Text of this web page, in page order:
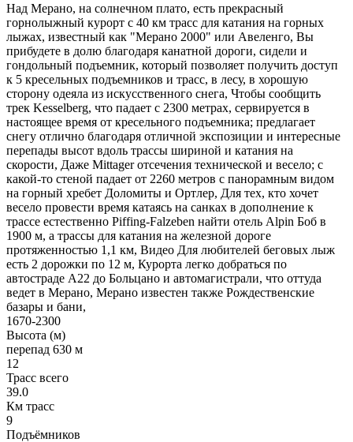
Над Мерано, на солнечном плато, есть прекрасный
горнолыжный курорт с 40 км трасс для катания на горных
лыжах, известный как "Мерано 2000" или Авеленго, Вы
прибудете в долю благодаря канатной дороги, сидели и
гондольный подъемник, который позволяет получить доступ
к 5 кресельных подъемников и трасс, в лесу, в хорошую
сторону одеяла из искусственного снега, Чтобы сообщить
трек Kesselberg, что падает с 2300 метрах, сервируется в
настоящее время от кресельного подъемника; предлагает
снегу отлично благодаря отличной экспозиции и интересные
перепады высот вдоль трассы шириной и катания на
скорости, Даже Mittager отсечения технической и весело; с
какой-то стеной падает от 2260 метров с панорамным видом
на горный хребет Доломиты и Ортлер, Для тех, кто хочет
весело провести время катаясь на санках в дополнение к
трассе естественно Piffing-Falzeben найти отель Alpin Боб в
1900 м, а трассы для катания на железной дороге
протяженностью 1,1 км, Видео Для любителей беговых лыж
есть 2 дорожки по 12 м, Курорта легко добраться по
автостраде А22 до Больцано и автомагистрали, что оттуда
ведет в Мерано, Мерано известен также Рождественские
базары и бани,
1670-2300
Высота (м)
перепад 630 м
12
Трасс всего
39.0
Км трасс
9
Подъёмников